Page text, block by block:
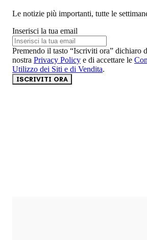
Le notizie più importanti, tutte le
Inserisci la tua email
Premendo il tasto “Iscriviti ora” dichiaro
nostra Privacy Policy e di accettare le
Utilizzo dei Siti e di Vendita.
ISCRIVITI ORA